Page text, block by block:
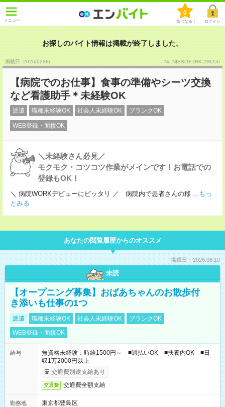
メニュー
0
気になる！ ログイン
お探しのバイト情報は掲載が終了しました。
掲載日 :2026/02/06 No.NISSOETRK-2BO56
【病院でのお仕事】食事の準備やシーツ交換
など看護助手＊未経験OK
派遣 職種未経験OK 社会人未経験OK ブランクOK
WEB登録・面接OK
＼未経験さん必見／
モクモク・コツコツ作業がメインです！お電話での
登録もOK！
＼ 病院WORKデビューにピッタリ ／ 病院内で患者さんの移 ...もっ
とみる
あなたの閲覧履歴からのオススメ
掲載日：2026.08.10
未読
【オープニング募集】おばあちゃんのお散歩付
き添いも仕事の1つ
派遣 職種未経験OK 社会人未経験OK
ブランクOK
WEB登録・面接OK
給与
無資格未経験：時給1500円～ ■週払いOK ■扶養内OK ■日
収1万2000円以上
交通費別途支給あり
交通費 交通費全額支給
勤務地
東京都豊島区